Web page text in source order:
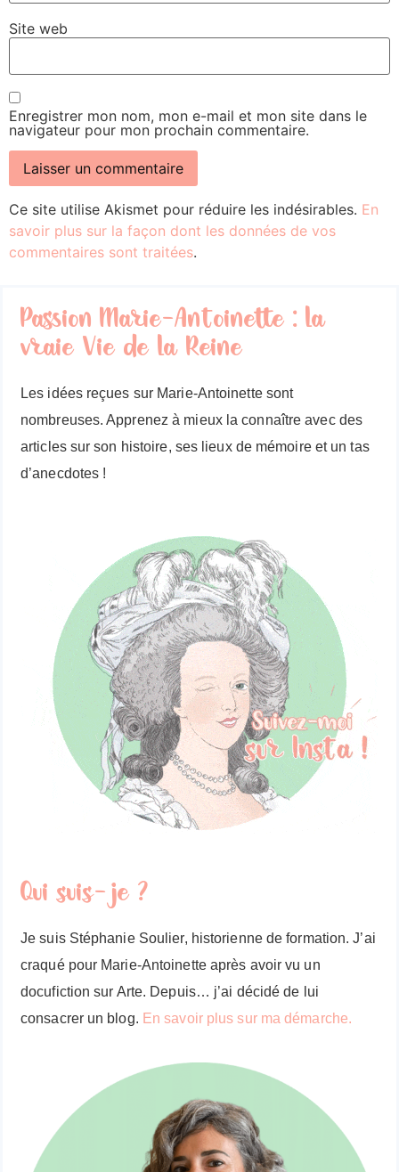
Site web
Enregistrer mon nom, mon e-mail et mon site dans le
navigateur pour mon prochain commentaire.
Ce site utilise Akismet pour réduire les indésirables. En
savoir plus sur la façon dont les données de vos
commentaires sont traitées.
Passion Marie-Antoinette : la
vraie Vie de la Reine
Les idées reçues sur Marie-Antoinette sont
nombreuses. Apprenez à mieux la connaître avec des
articles sur son histoire, ses lieux de mémoire et un tas
d’anecdotes !
Qui suis-je ?
Je suis Stéphanie Soulier, historienne de formation. J’ai
craqué pour Marie-Antoinette après avoir vu un
docufiction sur Arte. Depuis… j’ai décidé de lui
consacrer un blog. En savoir plus sur ma démarche.